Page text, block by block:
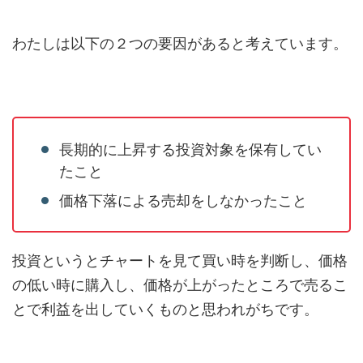
わたしは以下の２つの要因があると考えています。
長期的に上昇する投資対象を保有してい
たこと
価格下落による売却をしなかったこと
投資というとチャートを見て買い時を判断し、価格
の低い時に購入し、価格が上がったところで売るこ
とで利益を出していくものと思われがちです。